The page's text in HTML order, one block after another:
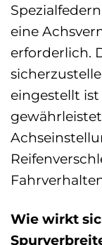
eine
erforderlich.
eingestellt
Wie wirkt